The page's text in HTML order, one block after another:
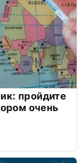
пройдите
очень